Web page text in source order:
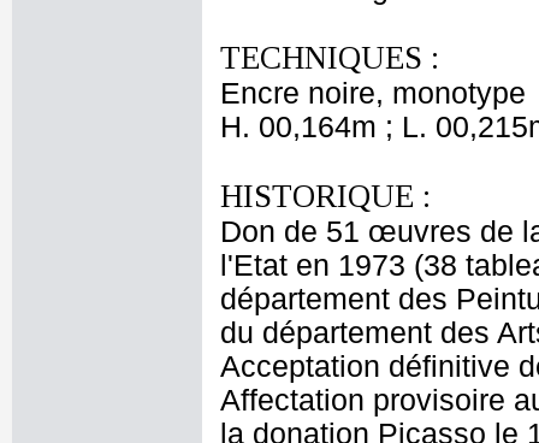
TECHNIQUES :
Encre noire, monotype
H. 00,164m ; L.
HISTORIQUE :
Don de 51 œuvres de
l'Etat en 1973 (38
département des
du département des
Acceptation définitive
Affectation provisoire
la donation Picasso le